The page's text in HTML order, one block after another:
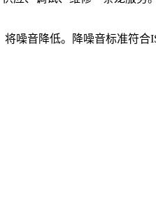
将噪音降低。降噪音标准符合